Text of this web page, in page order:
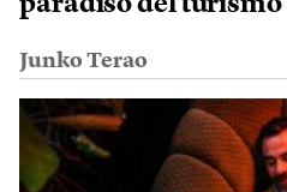
Junko Terao